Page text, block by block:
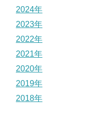
2024年
2023年
2022年
2021年
2020年
2019年
2018年